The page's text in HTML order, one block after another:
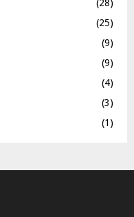
(28)
(25)
(9)
(9)
(4)
(3)
(1)